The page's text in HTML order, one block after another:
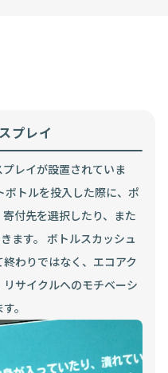
プレイ
レイが設置されていま
ボトルを投入した際に、ポ
付先を選択したり、また
ます。 ボトルスカッシュ
わりではなく、エコアク
サイクルへのモチベーシ
。